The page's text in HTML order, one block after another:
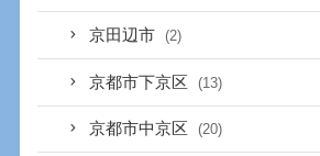
京田辺市 (2)
京都市下京区 (13)
京都市中京区 (20)